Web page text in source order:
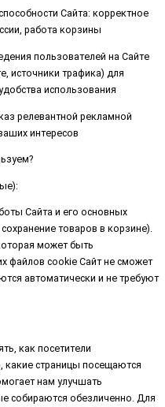
Сайта: корректное
работа корзины
пользователей на Сайте
источники трафика) для
использования
релевантной рекламной
интересов
Сайта и его основных
товаров в корзине).
может быть
файлов cookie Сайт не сможет
автоматически и не требуют
как посетители
какие страницы посещаются
нам улучшать
собираются обезличенно. Для